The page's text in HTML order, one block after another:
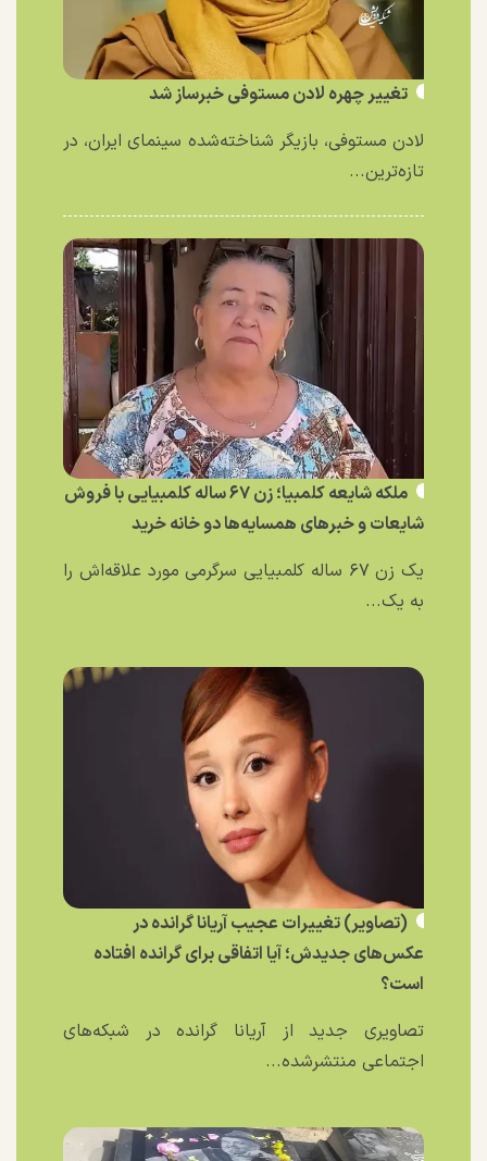
تغییر چهره لادن مستوفی خبرساز شد
لادن مستوفی، بازیگر شناخته‌شده سینمای ایران، در
تازه‌ترین...
ملکه شایعه کلمبیا؛ زن ۶۷ ساله کلمبیایی با فروش
شایعات و خبر‌های همسایه‌ها دو خانه خرید
یک زن ۶۷ ساله کلمبیایی سرگرمی مورد علاقه‌اش را
به یک...
(تصاویر) تغییرات عجیب آریانا گرانده در
عکس‌های جدیدش؛ آیا اتفاقی برای گرانده افتاده
است؟
تصاویری جدید از آریانا گرانده در شبکه‌های
اجتماعی منتشرشده...